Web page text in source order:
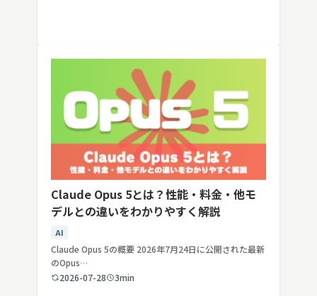
Claude Opus 5とは？性能・料金・他モ
デルとの違いをわかりやすく解説
AI
Claude Opus 5の概要 2026年7月24日に公開された最新
のOpus…
2026-07-28
3min